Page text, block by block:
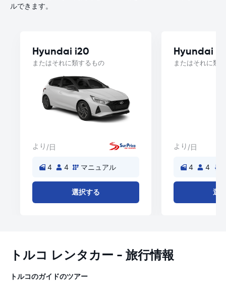
ルできます。
Hyundai i20
またはそれに類するもの
より /日
4 4 マニュアル
選択する
Hyundai
またはそれに類
より /日
4 4
選
トルコ レンタカー - 旅行情報
トルコのガイドのツアー